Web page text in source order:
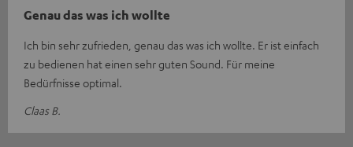
Genau das was ich wollte
Ich bin sehr zufrieden, genau das was ich wollte. Er ist einfach
zu bedienen hat einen sehr guten Sound. Für meine
Bedürfnisse optimal.
Claas B.